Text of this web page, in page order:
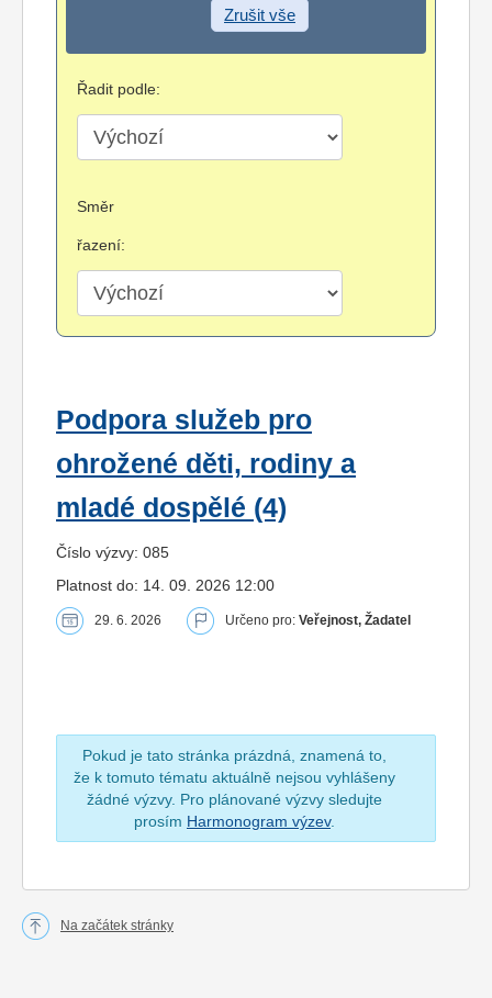
Zrušit vše
Řadit podle:
Směr
řazení:
Podpora služeb pro
ohrožené děti, rodiny a
mladé dospělé (4)
Číslo výzvy: 085
Platnost do: 14. 09. 2026 12:00
29. 6. 2026 Určeno pro: Veřejnost, Žadatel
Pokud je tato stránka prázdná, znamená to,
že k tomuto tématu aktuálně nejsou vyhlášeny
žádné výzvy. Pro plánované výzvy sledujte
prosím Harmonogram výzev.
Na začátek stránky